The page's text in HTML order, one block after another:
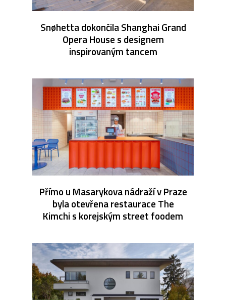
Snøhetta dokončila Shanghai Grand
Opera House s designem
inspirovaným tancem
Přímo u Masarykova nádraží v Praze
byla otevřena restaurace The
Kimchi s korejským street foodem